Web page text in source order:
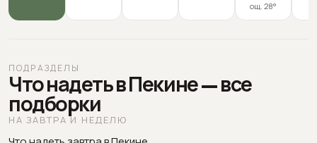
ощ. 28°
ПОДРАЗДЕЛЫ
Что надеть в Пекине — все
подборки
НА ЗАВТРА И НЕДЕЛЮ